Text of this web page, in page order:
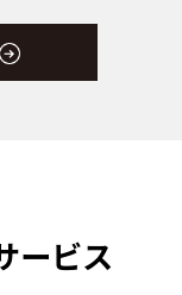
ービス